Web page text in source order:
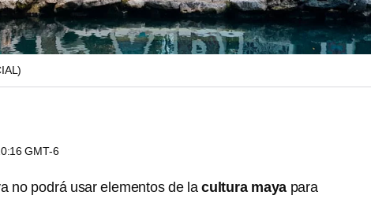
GMT-6
no podrá usar elementos de lacultura maya para